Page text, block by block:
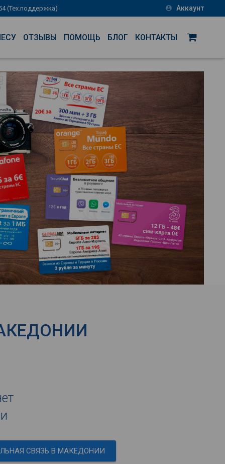
(Тех.поддержка) account_circle Аккаунт
ОТЗЫВЫ ПОМОЩЬ БЛОГ КОНТАКТЫ
СВЯЗЬ В МАКЕДОНИИ